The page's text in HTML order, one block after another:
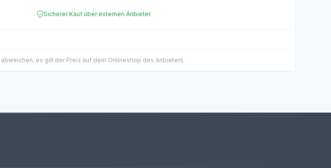
Sicherer Kauf über externen Anbieter
es gilt der Preis auf dem Onlineshop des Anbieters.